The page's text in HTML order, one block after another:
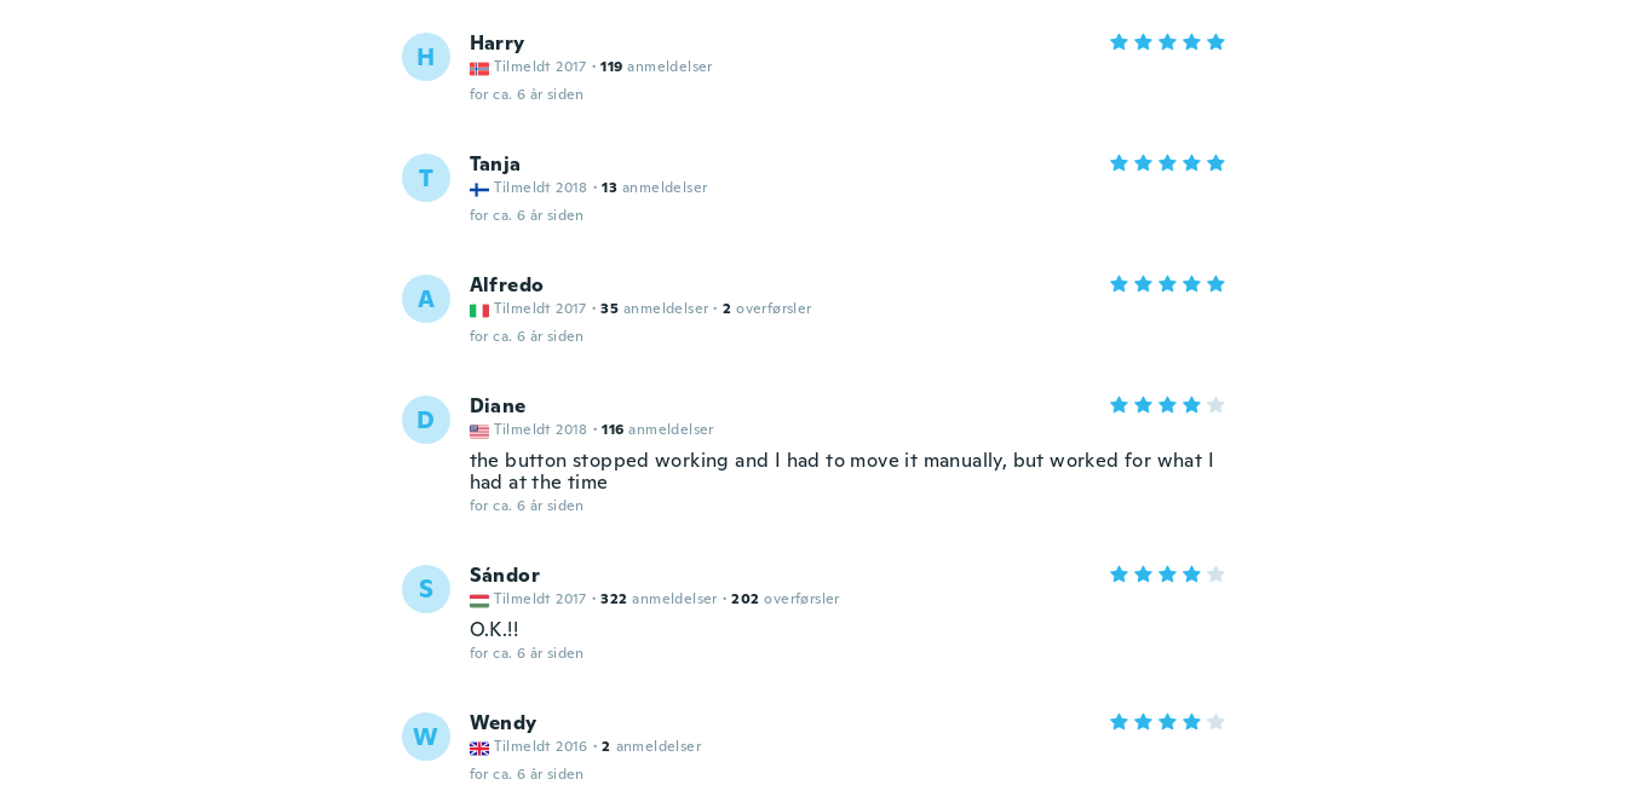
H Harry
Tilmeldt 2017 · 119 anmeldelser
for ca. 6 år siden
T Tanja
Tilmeldt 2018 · 13 anmeldelser
for ca. 6 år siden
A Alfredo
Tilmeldt 2017 · 35 anmeldelser · 2 overførsler
for ca. 6 år siden
D Diane
Tilmeldt 2018 · 116 anmeldelser
the button stopped working and I had to move it manually, but worked for what I
had at the time
for ca. 6 år siden
S Sándor
Tilmeldt 2017 · 322 anmeldelser · 202 overførsler
O.K.!!
for ca. 6 år siden
W Wendy
Tilmeldt 2016 · 2 anmeldelser
for ca. 6 år siden